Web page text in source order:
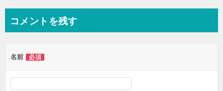
ビ
ー
シ
コメントを残す
名前 必須